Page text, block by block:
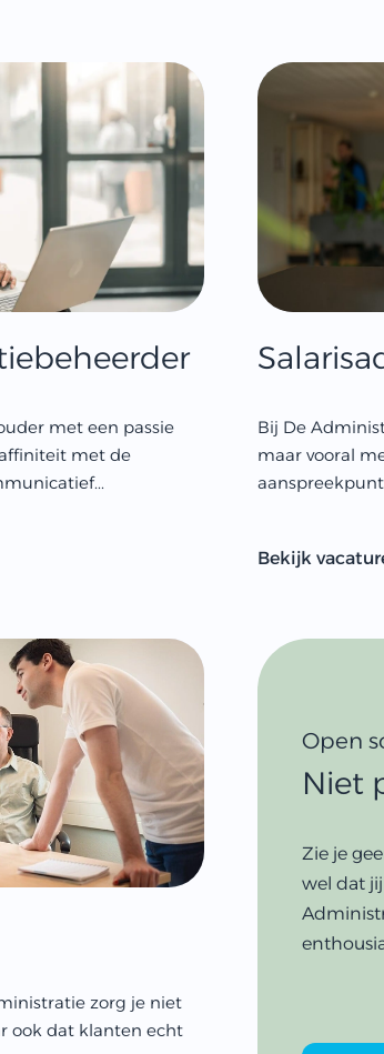
met een passie
met de
Bij De
maar vooral
Bekijk
zorg je niet
ook dat klanten echt
Open
Niet
Zie je
wel dat